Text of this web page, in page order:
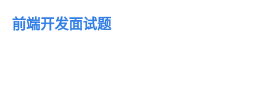
前端开发面试题